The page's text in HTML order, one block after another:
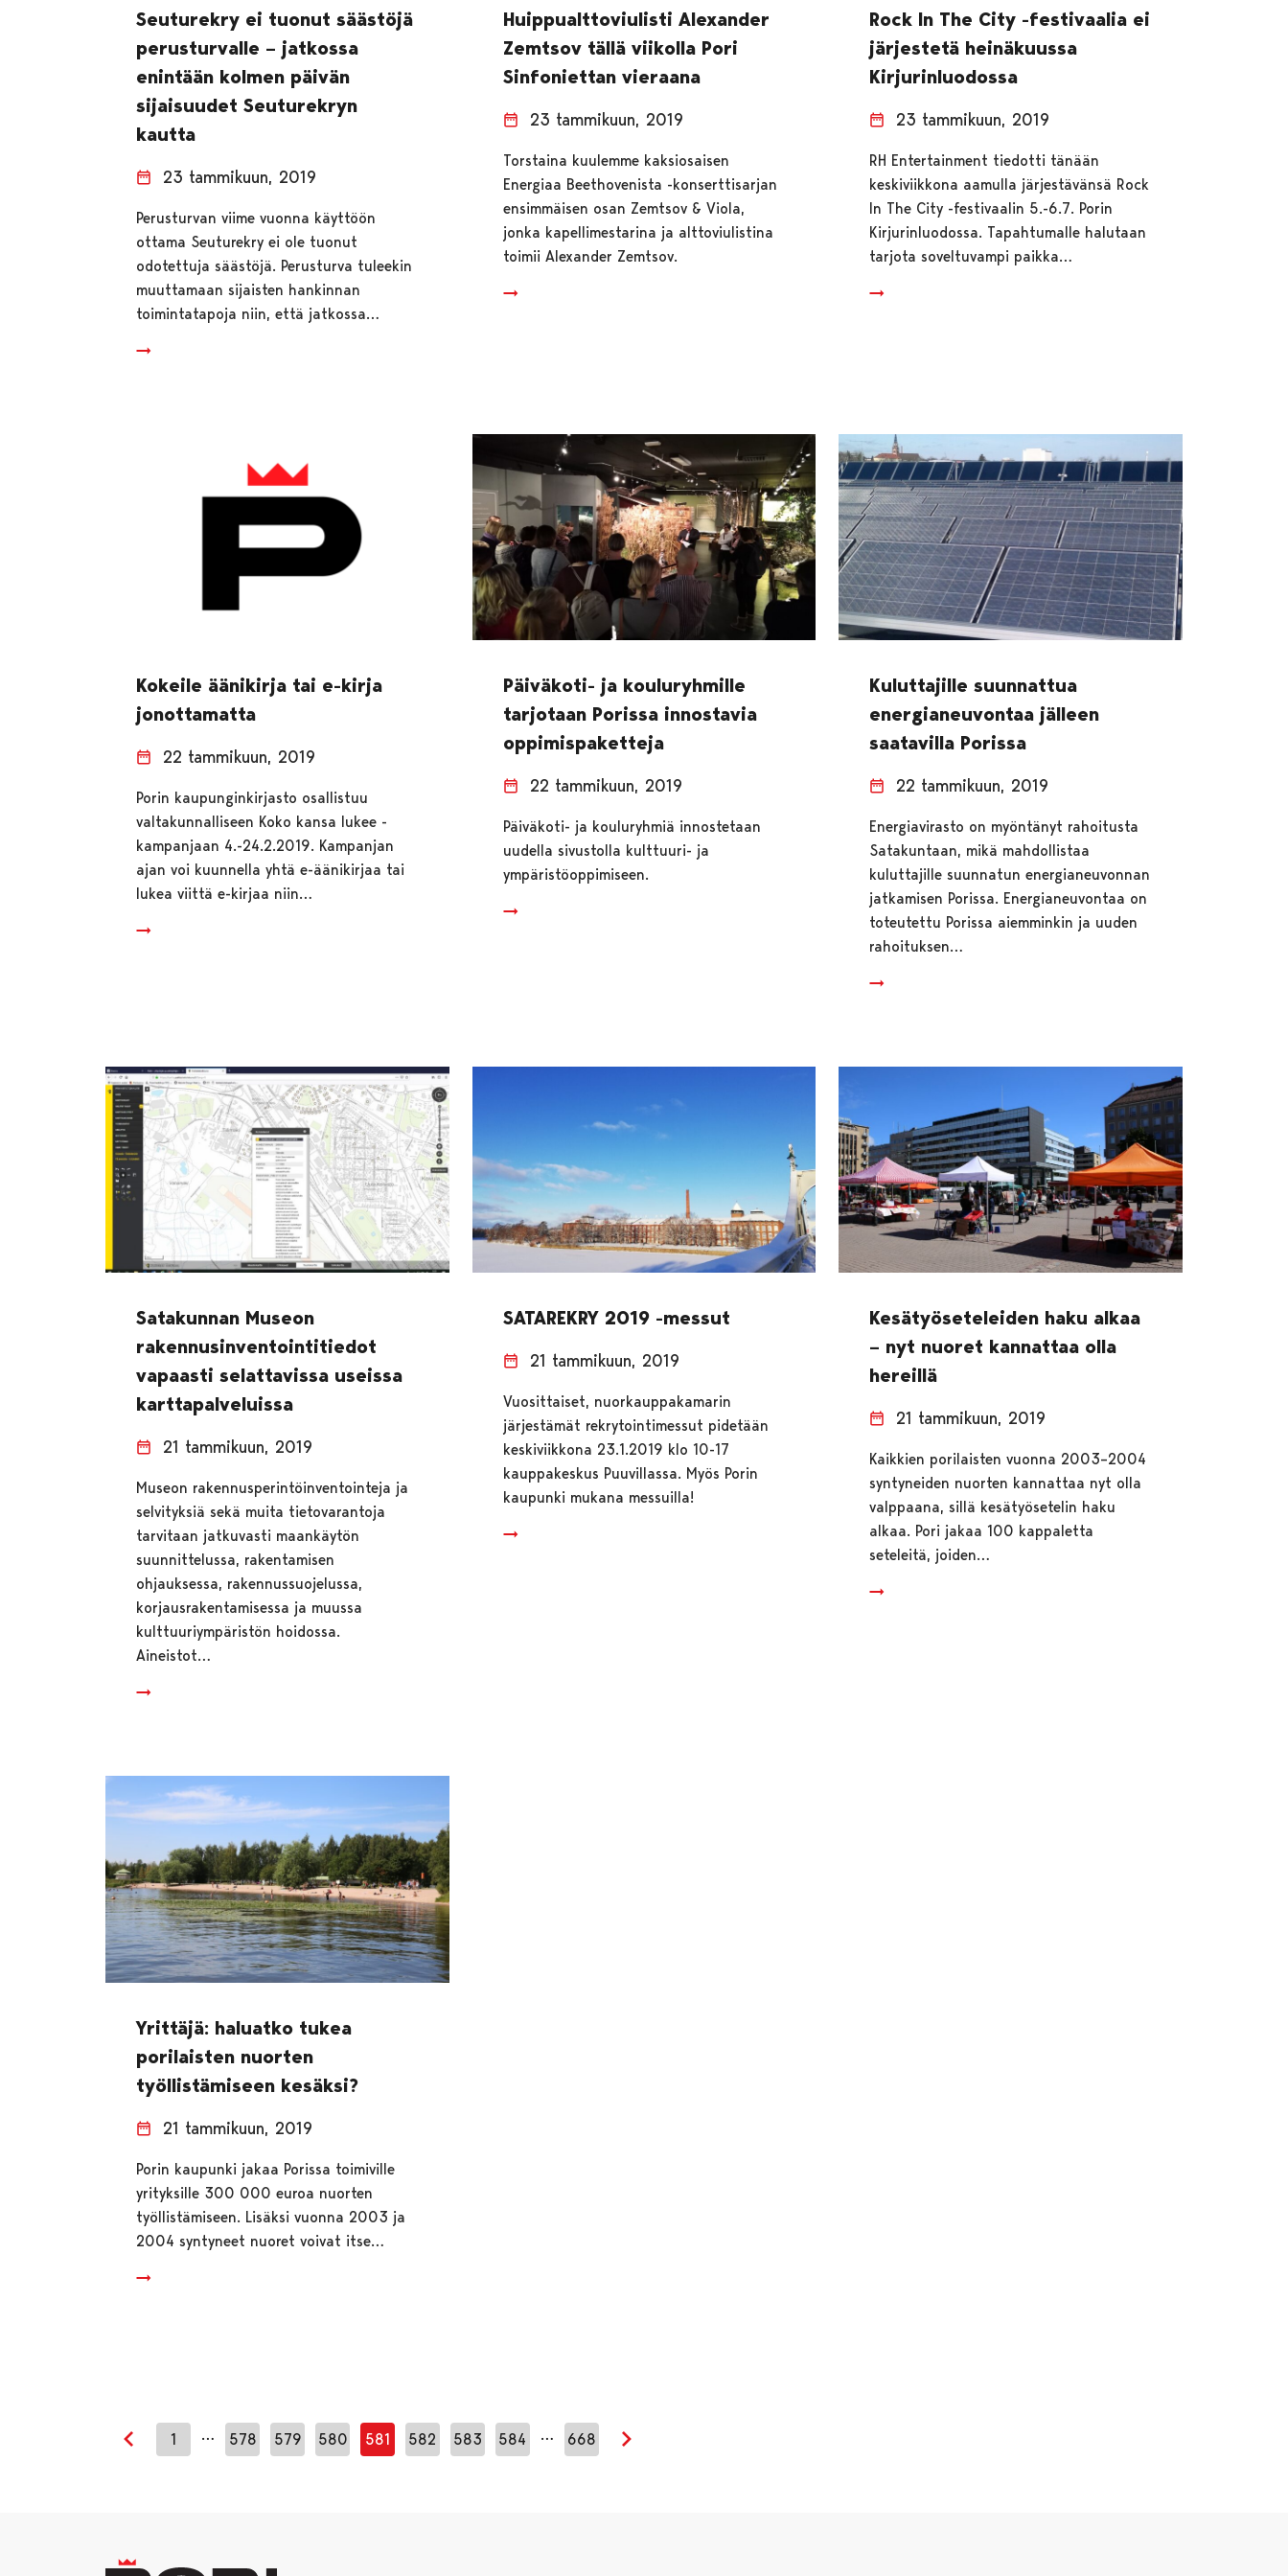
Seuturekry ei tuonut säästöjä
perusturvalle – jatkossa
enintään kolmen päivän
sijaisuudet Seuturekryn
kautta
23 tammikuun, 2019
Perusturvan viime vuonna käyttöön
ottama Seuturekry ei ole tuonut
odotettuja säästöjä. Perusturva tuleekin
muuttamaan sijaisten hankinnan
toimintatapoja niin, että jatkossa…
Huippualttoviulisti Alexander
Zemtsov tällä viikolla Pori
Sinfoniettan vieraana
23 tammikuun, 2019
Torstaina kuulemme kaksiosaisen
Energiaa Beethovenista -konserttisarjan
ensimmäisen osan Zemtsov & Viola,
jonka kapellimestarina ja alttoviulistina
toimii Alexander Zemtsov.
Rock In The City -festivaalia ei
järjestetä heinäkuussa
Kirjurinluodossa
23 tammikuun, 2019
RH Entertainment tiedotti tänään
keskiviikkona aamulla järjestävänsä Rock
In The City -festivaalin 5.-6.7. Porin
Kirjurinluodossa. Tapahtumalle halutaan
tarjota soveltuvampi paikka…
Kokeile äänikirja tai e-kirja
jonottamatta
22 tammikuun, 2019
Porin kaupunginkirjasto osallistuu
valtakunnalliseen Koko kansa lukee -
kampanjaan 4.-24.2.2019. Kampanjan
ajan voi kuunnella yhtä e-äänikirjaa tai
lukea viittä e-kirjaa niin…
Päiväkoti- ja kouluryhmille
tarjotaan Porissa innostavia
oppimispaketteja
22 tammikuun, 2019
Päiväkoti- ja kouluryhmiä innostetaan
uudella sivustolla kulttuuri- ja
ympäristöoppimiseen.
Kuluttajille suunnattua
energianeuvontaa jälleen
saatavilla Porissa
22 tammikuun, 2019
Energiavirasto on myöntänyt rahoitusta
Satakuntaan, mikä mahdollistaa
kuluttajille suunnatun energianeuvonnan
jatkamisen Porissa. Energianeuvontaa on
toteutettu Porissa aiemminkin ja uuden
rahoituksen…
Satakunnan Museon
rakennusinventointitiedot
vapaasti selattavissa useissa
karttapalveluissa
21 tammikuun, 2019
Museon rakennusperintöinventointeja ja
selvityksiä sekä muita tietovarantoja
tarvitaan jatkuvasti maankäytön
suunnittelussa, rakentamisen
ohjauksessa, rakennussuojelussa,
korjausrakentamisessa ja muussa
kulttuuriympäristön hoidossa.
Aineistot…
SATAREKRY 2019 -messut
21 tammikuun, 2019
Vuosittaiset, nuorkauppakamarin
järjestämät rekrytointimessut pidetään
keskiviikkona 23.1.2019 klo 10-17
kauppakeskus Puuvillassa. Myös Porin
kaupunki mukana messuilla!
Kesätyöseteleiden haku alkaa
– nyt nuoret kannattaa olla
hereillä
21 tammikuun, 2019
Kaikkien porilaisten vuonna 2003–2004
syntyneiden nuorten kannattaa nyt olla
valppaana, sillä kesätyösetelin haku
alkaa. Pori jakaa 100 kappaletta
seteleitä, joiden…
Yrittäjä: haluatko tukea
porilaisten nuorten
työllistämiseen kesäksi?
21 tammikuun, 2019
Porin kaupunki jakaa Porissa toimiville
yrityksille 300 000 euroa nuorten
työllistämiseen. Lisäksi vuonna 2003 ja
2004 syntyneet nuoret voivat itse…
Edellinen sivu
1 … 578 579 580 581 582 583 584 … 668